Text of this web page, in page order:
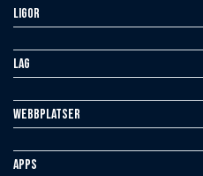
Ligor
Lag
Webbplatser
Apps